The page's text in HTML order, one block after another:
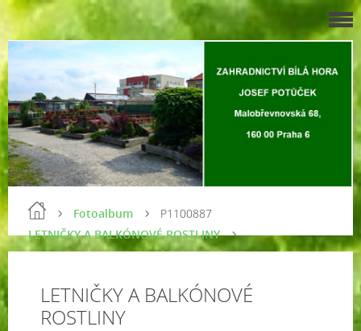
Fotoalbum
LETNIČKY A BALKÓNOVÉ ROSTLINY
P1100887
LETNIČKY A BALKÓNOVÉ
ROSTLINY